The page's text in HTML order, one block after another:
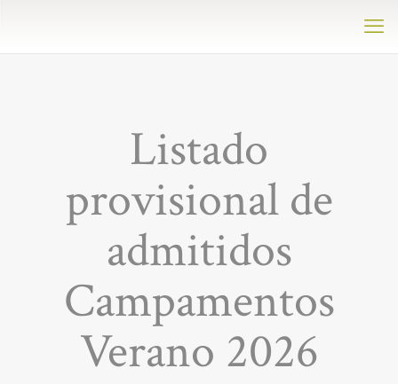
Listado
provisional de
admitidos
Campamentos
Verano 2026